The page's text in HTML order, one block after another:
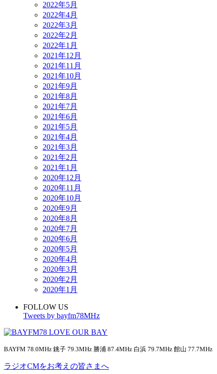
2022年5月
2022年4月
2022年3月
2022年2月
2022年1月
2021年12月
2021年11月
2021年10月
2021年9月
2021年8月
2021年7月
2021年6月
2021年5月
2021年4月
2021年3月
2021年2月
2021年1月
2020年12月
2020年11月
2020年10月
2020年9月
2020年8月
2020年7月
2020年6月
2020年5月
2020年4月
2020年3月
2020年2月
2020年1月
FOLLOW US
Tweets by bayfm78MHz
BAYFM 78.0MHz 銚子 79.3MHz 勝浦 87.4MHz 白浜 79.7MHz 館山 77.7MHz
ラジオCMをお考えの皆さまへ